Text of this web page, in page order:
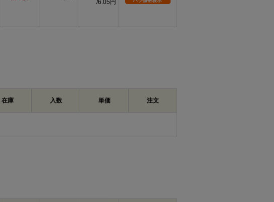
6.05円
在庫 入数 単価 注文